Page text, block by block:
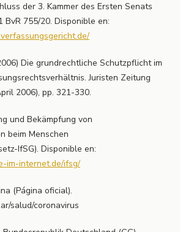
der 3. Kammer des Ersten Senats
BvR 755/20. Disponible en:
Die grundrechtliche Schutzpflicht im
Juristen Zeitung
2006), pp. 321-330.
und Bekämpfung von
beim Menschen
IfSG). Disponible en:
im-internet.de/ifsg/
(Página oficial).
salud/coronavirus